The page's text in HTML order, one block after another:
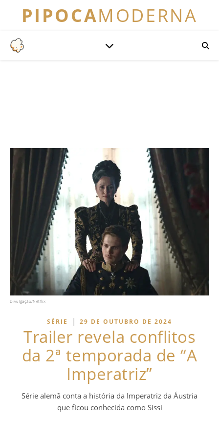
PIPOCAMODERNA
Divulgação/Netflix
SÉRIE | 29 DE OUTUBRO DE 2024
Trailer revela conflitos
da 2ª temporada de “A
Imperatriz”
Série alemã conta a história da Imperatriz da Áustria
que ficou conhecida como Sissi